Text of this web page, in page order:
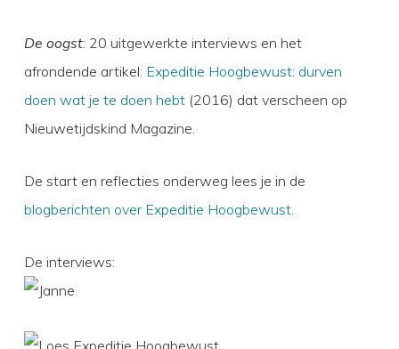
De oogst: 20 uitgewerkte interviews en het
afrondende artikel: Expeditie Hoogbewust: durven
doen wat je te doen hebt(2016) dat verscheen op
Nieuwetijdskind Magazine.
De start en reflecties onderweg lees je in de
blogberichten over Expeditie Hoogbewust.
De interviews: